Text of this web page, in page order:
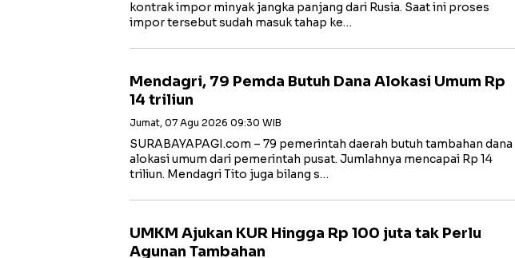
kontrak impor minyak jangka panjang dari Rusia. Saat ini proses
impor tersebut sudah masuk tahap ke…
Mendagri, 79 Pemda Butuh Dana Alokasi Umum Rp
14 triliun
Jumat, 07 Agu 2026 09:30 WIB
SURABAYAPAGI.com – 79 pemerintah daerah butuh tambahan dana
alokasi umum dari pemerintah pusat. Jumlahnya mencapai Rp 14
triliun. Mendagri Tito juga bilang s…
UMKM Ajukan KUR Hingga Rp 100 juta tak Perlu
Agunan Tambahan